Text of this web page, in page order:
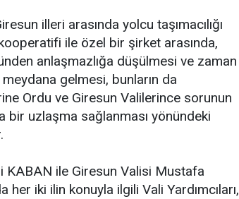
illeri arasında yolcu taşımacılığı
ile özel bir şirket arasında,
anlaşmazlığa düşülmesi ve zaman
gelmesi, bunların da
Ordu ve Giresun Valilerince sorunun
bir uzlaşma sağlanması yönündeki
KABAN ile Giresun Valisi Mustafa
her iki ilin konuyla ilgili Vali Yardımcıları,